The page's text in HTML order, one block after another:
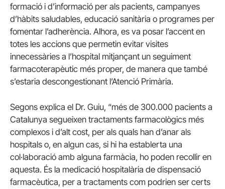
formació i d’informació per als pacients, campanyes
d’hàbits saludables, educació sanitària o programes per
fomentar l’adherència. Alhora, es va posar l’accent en
totes les accions que permetin evitar visites
innecessàries a l’hospital mitjançant un seguiment
farmacoterapèutic més proper, de manera que també
s’estaria descongestionant l’Atenció Primària.
Segons explica el Dr. Guiu, “més de 300.000 pacients a
Catalunya segueixen tractaments farmacològics més
complexos i d’alt cost, per als quals han d’anar als
hospitals o, en algun cas, si hi ha establerta una
col·laboració amb alguna farmàcia, ho poden recollir en
aquesta. És la medicació hospitalària de dispensació
farmacèutica, per a tractaments com podrien ser certs